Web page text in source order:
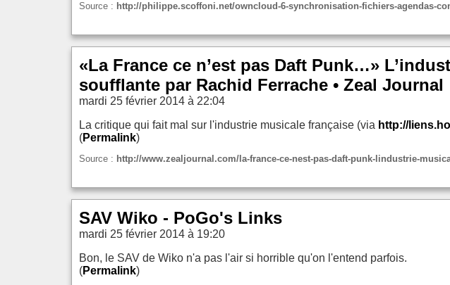
Source : http://philippe.scoffoni.net/owncloud-6-synchronisation-fichiers-agendas-
«La France ce n’est pas Daft Punk…»
soufflante par Rachid Ferrache • Zeal Journal
mardi 25 février 2014 à 22:04
La critique qui fait mal sur l'industrie musicale française (via http://
(Permalink)
Source : http://www.zealjournal.com/la-france-ce-nest-pas-daft-punk-lindustrie-
SAV Wiko - PoGo's Links
mardi 25 février 2014 à 19:20
Bon, le SAV de Wiko n'a pas l'air si horrible qu'on l'entend parfois.
(Permalink)